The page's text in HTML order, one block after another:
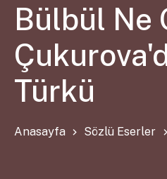
Bülbül Ne
Türkü
Anasayfa Sözlü Eserler